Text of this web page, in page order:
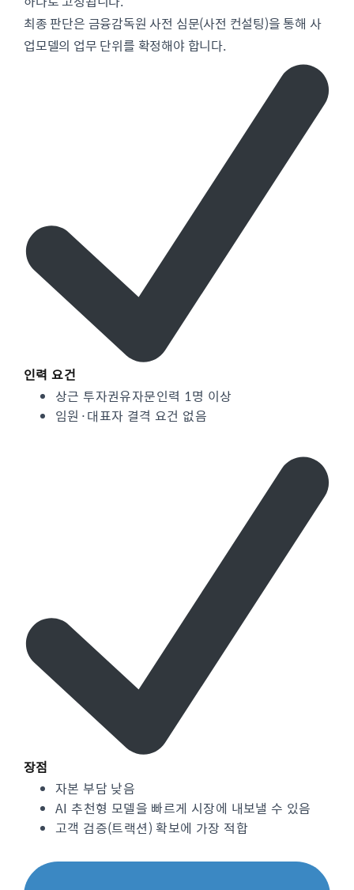
최종 판단은 금융감독원 사전 심문(사전 컨설팅)을 통해 사
업모델의 업무 단위를 확정해야 합니다.
인력 요건
상근 투자권유자문인력 1명 이상
임원·대표자 결격 요건 없음
장점
자본 부담 낮음
AI 추천형 모델을 빠르게 시장에 내보낼 수 있음
고객 검증(트랙션) 확보에 가장 적합